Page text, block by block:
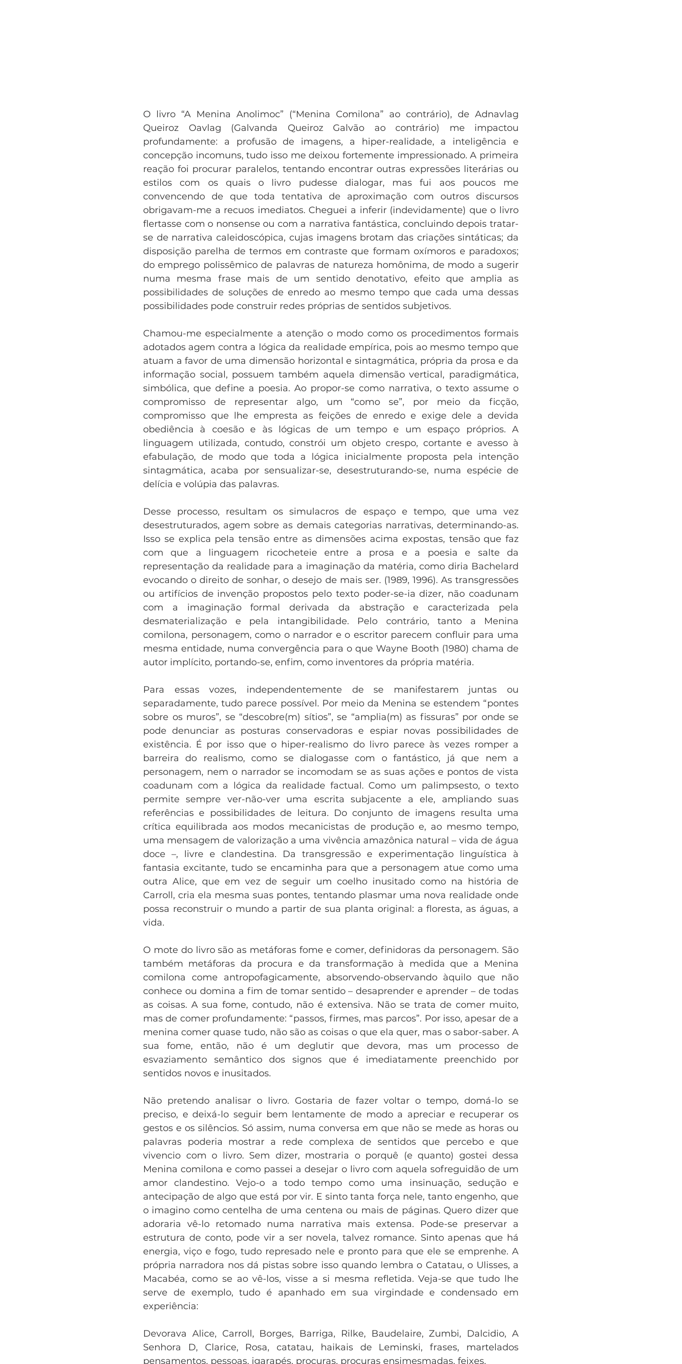
O livro “A Menina Anolimoc” (“Menina Comilona” ao contrário), de Adnavlag
Queiroz Oavlag (Galvanda Queiroz Galvão ao contrário) me impactou
profundamente: a profusão de imagens, a hiper-realidade, a inteligência e
concepção incomuns, tudo isso me deixou fortemente impressionado. A primeira
reação foi procurar paralelos, tentando encontrar outras expressões literárias ou
estilos com os quais o livro pudesse dialogar, mas fui aos poucos me
convencendo de que toda tentativa de aproximação com outros discursos
obrigavam-me a recuos imediatos. Cheguei a inferir (indevidamente) que o livro
flertasse com o nonsense ou com a narrativa fantástica, concluindo depois tratar-
se de narrativa caleidoscópica, cujas imagens brotam das criações sintáticas; da
disposição parelha de termos em contraste que formam oxímoros e paradoxos;
do emprego polissêmico de palavras de natureza homônima, de modo a sugerir
numa mesma frase mais de um sentido denotativo, efeito que amplia as
possibilidades de soluções de enredo ao mesmo tempo que cada uma dessas
possibilidades pode construir redes próprias de sentidos subjetivos.
Chamou-me especialmente a atenção o modo como os procedimentos formais
adotados agem contra a lógica da realidade empírica, pois ao mesmo tempo que
atuam a favor de uma dimensão horizontal e sintagmática, própria da prosa e da
informação social, possuem também aquela dimensão vertical, paradigmática,
simbólica, que define a poesia. Ao propor-se como narrativa, o texto assume o
compromisso de representar algo, um “como se”, por meio da ficção,
compromisso que lhe empresta as feições de enredo e exige dele a devida
obediência à coesão e às lógicas de um tempo e um espaço próprios. A
linguagem utilizada, contudo, constrói um objeto crespo, cortante e avesso à
efabulação, de modo que toda a lógica inicialmente proposta pela intenção
sintagmática, acaba por sensualizar-se, desestruturando-se, numa espécie de
delícia e volúpia das palavras.
Desse processo, resultam os simulacros de espaço e tempo, que uma vez
desestruturados, agem sobre as demais categorias narrativas, determinando-as.
Isso se explica pela tensão entre as dimensões acima expostas, tensão que faz
com que a linguagem ricocheteie entre a prosa e a poesia e salte da
representação da realidade para a imaginação da matéria, como diria Bachelard
evocando o direito de sonhar, o desejo de mais ser. (1989, 1996). As transgressões
ou artifícios de invenção propostos pelo texto poder-se-ia dizer, não coadunam
com a imaginação formal derivada da abstração e caracterizada pela
desmaterialização e pela intangibilidade. Pelo contrário, tanto a Menina
comilona, personagem, como o narrador e o escritor parecem confluir para uma
mesma entidade, numa convergência para o que Wayne Booth (1980) chama de
autor implícito, portando-se, enfim, como inventores da própria matéria.
Para essas vozes, independentemente de se manifestarem juntas ou
separadamente, tudo parece possível. Por meio da Menina se estendem “pontes
sobre os muros”, se “descobre(m) sítios”, se “amplia(m) as fissuras” por onde se
pode denunciar as posturas conservadoras e espiar novas possibilidades de
existência. É por isso que o hiper-realismo do livro parece às vezes romper a
barreira do realismo, como se dialogasse com o fantástico, já que nem a
personagem, nem o narrador se incomodam se as suas ações e pontos de vista
coadunam com a lógica da realidade factual. Como um palimpsesto, o texto
permite sempre ver-não-ver uma escrita subjacente a ele, ampliando suas
referências e possibilidades de leitura. Do conjunto de imagens resulta uma
crítica equilibrada aos modos mecanicistas de produção e, ao mesmo tempo,
uma mensagem de valorização a uma vivência amazônica natural – vida de água
doce –, livre e clandestina. Da transgressão e experimentação linguística à
fantasia excitante, tudo se encaminha para que a personagem atue como uma
outra Alice, que em vez de seguir um coelho inusitado como na história de
Carroll, cria ela mesma suas pontes, tentando plasmar uma nova realidade onde
possa reconstruir o mundo a partir de sua planta original: a floresta, as águas, a
vida.
O mote do livro são as metáforas fome e comer, definidoras da personagem. São
também metáforas da procura e da transformação à medida que a Menina
comilona come antropofagicamente, absorvendo-observando àquilo que não
conhece ou domina a fim de tomar sentido – desaprender e aprender – de todas
as coisas. A sua fome, contudo, não é extensiva. Não se trata de comer muito,
mas de comer profundamente: “passos, firmes, mas parcos”. Por isso, apesar de a
menina comer quase tudo, não são as coisas o que ela quer, mas o sabor-saber. A
sua fome, então, não é um deglutir que devora, mas um processo de
esvaziamento semântico dos signos que é imediatamente preenchido por
sentidos novos e inusitados.
Não pretendo analisar o livro. Gostaria de fazer voltar o tempo, domá-lo se
preciso, e deixá-lo seguir bem lentamente de modo a apreciar e recuperar os
gestos e os silêncios. Só assim, numa conversa em que não se mede as horas ou
palavras poderia mostrar a rede complexa de sentidos que percebo e que
vivencio com o livro. Sem dizer, mostraria o porquê (e quanto) gostei dessa
Menina comilona e como passei a desejar o livro com aquela sofreguidão de um
amor clandestino. Vejo-o a todo tempo como uma insinuação, sedução e
antecipação de algo que está por vir. E sinto tanta força nele, tanto engenho, que
o imagino como centelha de uma centena ou mais de páginas. Quero dizer que
adoraria vê-lo retomado numa narrativa mais extensa. Pode-se preservar a
estrutura de conto, pode vir a ser novela, talvez romance. Sinto apenas que há
energia, viço e fogo, tudo represado nele e pronto para que ele se emprenhe. A
própria narradora nos dá pistas sobre isso quando lembra o Catatau, o Ulisses, a
Macabéa, como se ao vê-los, visse a si mesma refletida. Veja-se que tudo lhe
serve de exemplo, tudo é apanhado em sua virgindade e condensado em
experiência:
Devorava Alice, Carroll, Borges, Barriga, Rilke, Baudelaire, Zumbi, Dalcidio, A
Senhora D, Clarice, Rosa, catatau, haikais de Leminski, frases, martelados
pensamentos, pessoas, igarapés, procuras, procuras ensimesmadas, feixes.